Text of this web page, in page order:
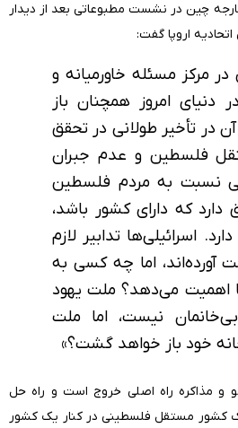
چین در نشست مطبوعاتی بعد از دیدار
اروپا گفت:
مرکز مسئله خاورمیانه و
امروز همچنان باز
در تأخیر طولانی در تحقق
فلسطین و عدم جبران
نسبت به مردم فلسطین
که دارای کشور باشد،
اسرائیلی‌ها تدابیر لازم
آورده‌اند، اما چه کسی به
اهمیت می‌دهد؟ ملت یهود
نیست، اما ملت
خود باز خواهد گشت؟»
مذاکره راه اصلی خروج است و راه حل
کشور مستقل فلسطینی در کنار یک کشور